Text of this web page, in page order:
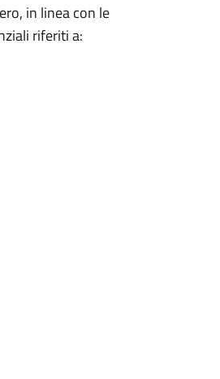
in linea con le
riferiti a: